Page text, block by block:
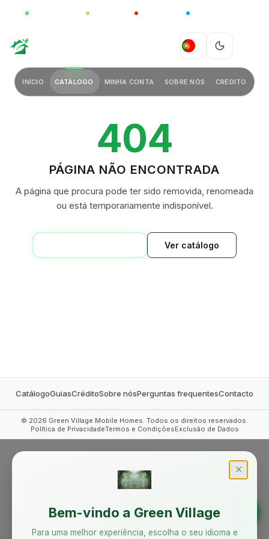
CHINA
PT
INÍCIO CATÁLOGO MINHA CONTA SOBRE NÓS CRÉDITO
404
PÁGINA NÃO ENCONTRADA
A página que procura pode ter sido removida, renomeada
ou está temporariamente indisponível.
Ver catálogo
CatálogoGuiasCréditoSobre nósPerguntas frequentesContacto
© 2026 Green Village Mobile Homes. Todos os direitos reservados.
Política de PrivacidadeTermos e CondiçõesExclusão de Dados
✕
Bem-vindo a Green Village
Para uma melhor experiência, escolha o seu idioma e